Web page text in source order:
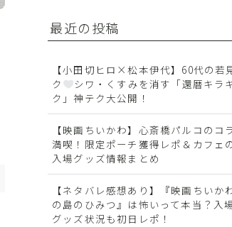
最近の投稿
【小田切ヒロ×松本伊代】60代の若
ク
シワ・くすみを消す「還暦キラ
ク」神テク大公開！
【映画ちいかわ】心斎橋パルコのコ
満喫！限定ポーチ獲得レポ＆カフェ
入場グッズ情報まとめ
【ネタバレ感想あり】『映画ちいか
の島のひみつ』は怖いって本当？入
グッズ状況も初日レポ！